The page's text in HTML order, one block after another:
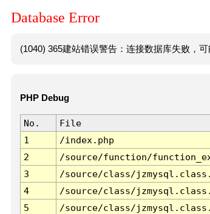
Database Error
(1040) 365建站错误警告：连接数据库失败，
PHP Debug
No. File
1
/index.php
2
/source/function/
3
/source/class/
4
/source/class/
5
/source/class/